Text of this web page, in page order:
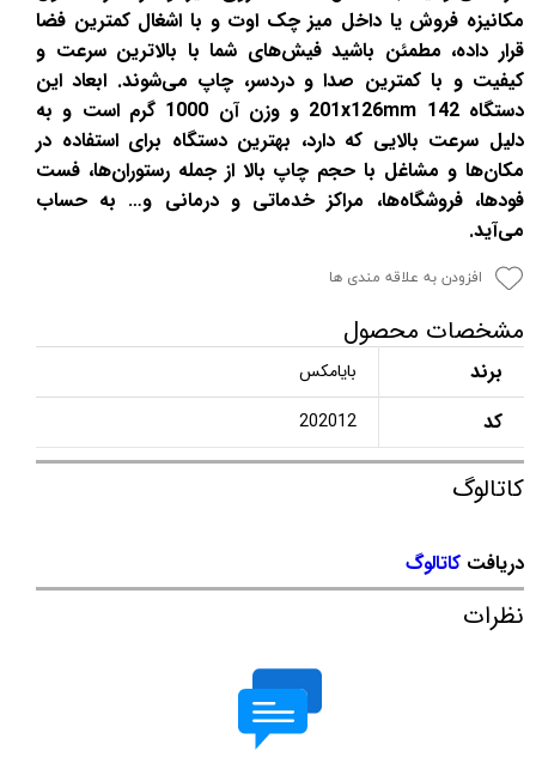
مکانیزه فروش یا داخل میز چک اوت و با اشغال کمترین فضا
قرار داده، مطمئن باشید فیش‌های شما با بالاترین سرعت و
کیفیت و با کمترین صدا و دردسر، چاپ می‌شوند. ابعاد این
دستگاه 142 201x126mm و وزن آن 1000 گرم است و به
دلیل سرعت بالایی که دارد، بهترین دستگاه برای استفاده در
مکان‌ها و مشاغل با حجم چاپ بالا از جمله رستوران‌ها، فست
فودها، فروشگاه‌ها، مراکز خدماتی و درمانی و… به حساب
می‌آید.
افزودن به علاقه مندی ها
مشخصات محصول
برند بایامکس
کد 202012
کاتالوگ
دریافت کاتالوگ
نظرات